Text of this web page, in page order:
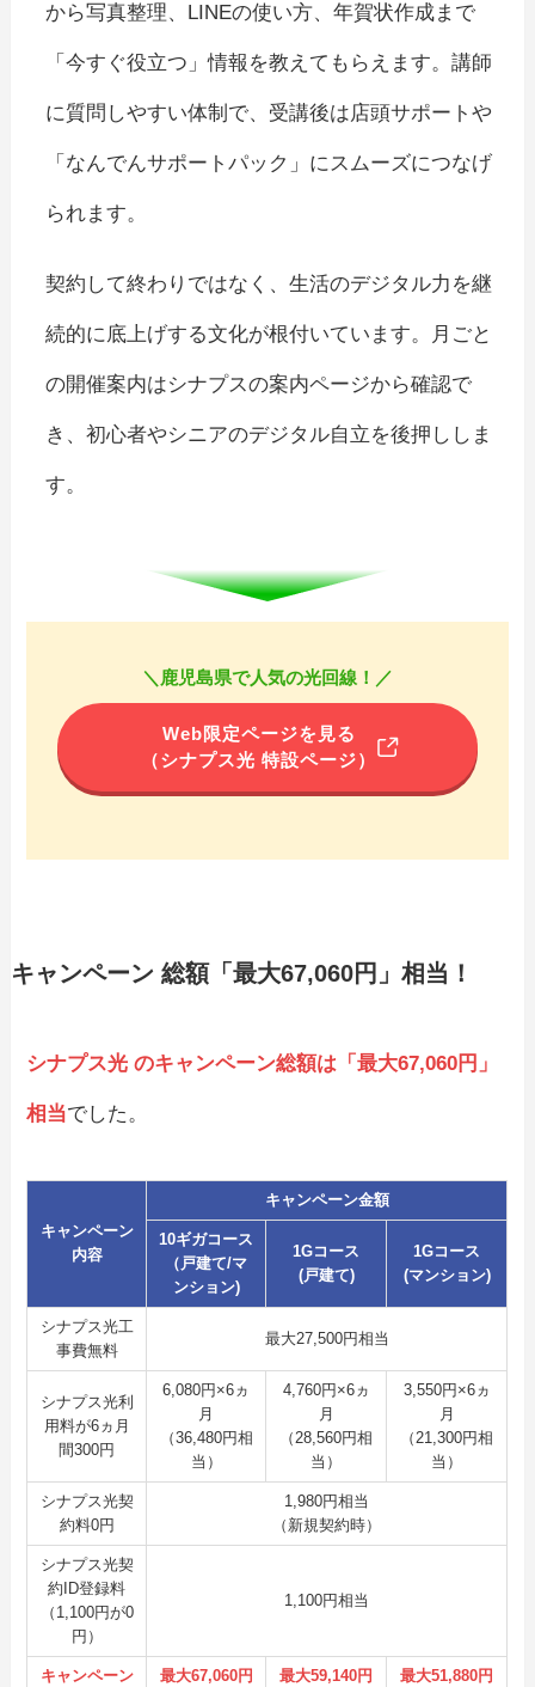
から写真整理、LINEの使い方、年賀状作成まで
「今すぐ役立つ」情報を教えてもらえます。講師
に質問しやすい体制で、受講後は店頭サポートや
「なんでんサポートパック」にスムーズにつなげ
られます。
契約して終わりではなく、生活のデジタル力を継
続的に底上げする文化が根付いています。月ごと
の開催案内はシナプスの案内ページから確認で
き、初心者やシニアのデジタル自立を後押ししま
す。
＼鹿児島県で人気の光回線！／
Web限定ページを見る
（シナプス光 特設ページ）
キャンペーン 総額「最大67,060円」相当！
シナプス光 のキャンペーン総額は「最大67,060円」
相当でした。
キャンペーン
内容
キャンペーン金額
10ギガコース
（戸建て/マ
ンション)
1Gコース
(戸建て)
1Gコース
(マンション)
シナプス光工
事費無料
最大27,500円相当
シナプス光利
用料が6ヵ月
間300円
6,080円×6ヵ
月
（36,480円相
当）
4,760円×6ヵ
月
（28,560円相
当）
3,550円×6ヵ
月
（21,300円相
当）
シナプス光契
約料0円
1,980円相当
（新規契約時）
シナプス光契
約ID登録料
（1,100円が0
円）
1,100円相当
キャンペーン
最大67,060円
最大59,140円
最大51,880円